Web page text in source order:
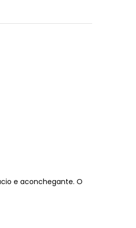
e aconchegante. O